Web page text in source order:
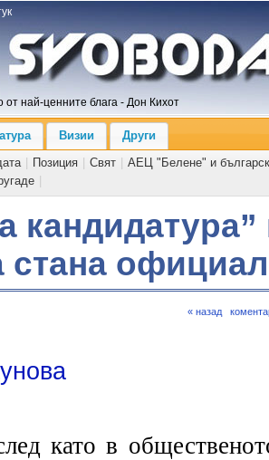
най-ценните блага - Дон Кихот
Визии
Други
Позиция Свят
АЕЦ "Белене" и
стана
« назад
като в